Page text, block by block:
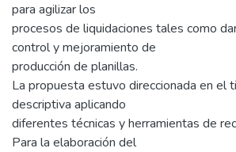
para agilizar los
procesos de liquidaciones tales como
control y mejoramiento de
producción de planillas.
La propuesta estuvo direccionada en el
descriptiva aplicando
diferentes técnicas y herramientas de
Para la elaboración del